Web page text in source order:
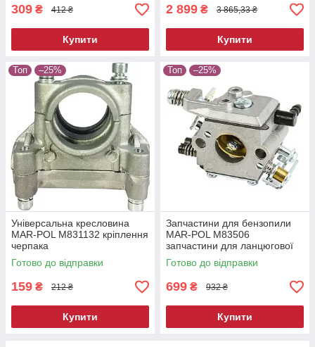
309 ₴ 412 ₴
Купити
2 899 ₴ 3 865,33 ₴
Купити
Топ –25%
Універсальна кресловина
MAR-POL M831132 кріплення
черпака
Готово до відправки
159 ₴ 212 ₴
Купити
Топ –25%
Запчастини для бензопили
MAR-POL M83506
запчастини для ланцюгової
пилки
Готово до відправки
699 ₴ 932 ₴
Купити